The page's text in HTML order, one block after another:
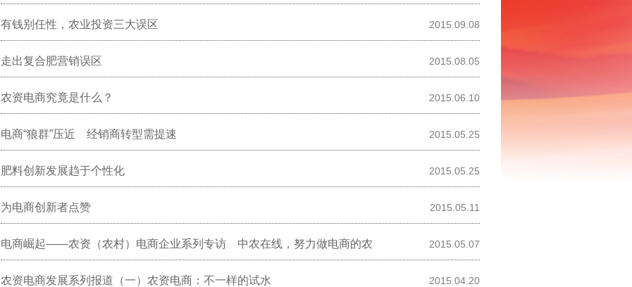
有钱别任性，农业投资三大误区 2015.09.08
走出复合肥营销误区 2015.08.05
农资电商究竟是什么？ 2015.06.10
电商“狼群”压近 经销商转型需提速 2015.05.25
肥料创新发展趋于个性化 2015.05.25
为电商创新者点赞 2015.05.11
电商崛起——农资（农村）电商企业系列专访 中农在线，努力做电商的农
资商
2015.05.07
农资电商发展系列报道（一）农资电商：不一样的试水 2015.04.20